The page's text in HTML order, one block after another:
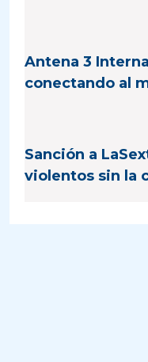
Antena 3
conectando al
Sanción a
violentos sin la